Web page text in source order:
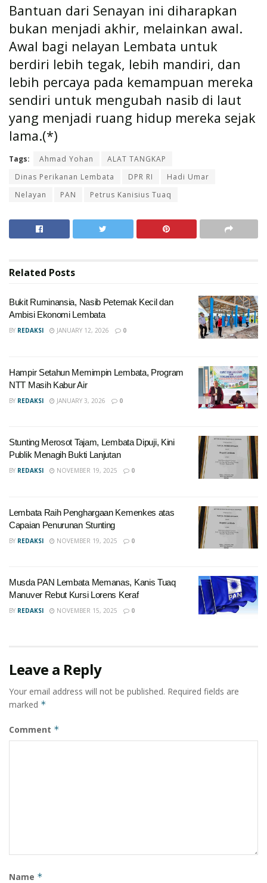
Bantuan dari Senayan ini diharapkan
bukan menjadi akhir, melainkan awal.
Awal bagi nelayan Lembata untuk
berdiri lebih tegak, lebih mandiri, dan
lebih percaya pada kemampuan mereka
sendiri untuk mengubah nasib di laut
yang menjadi ruang hidup mereka sejak
lama.(*)
Tags: Ahmad Yohan
ALAT TANGKAP
Dinas Perikanan Lembata
DPR RI
Hadi Umar
Nelayan
PAN Petrus Kanisius Tuaq
Related Posts
Bukit Ruminansia, Nasib Peternak Kecil dan
Ambisi Ekonomi Lembata
BY REDAKSI JANUARY 12, 2026 0
Hampir Setahun Memimpin Lembata, Program
NTT Masih Kabur Air
BY REDAKSI JANUARY 3, 2026 0
Stunting Merosot Tajam, Lembata Dipuji, Kini
Publik Menagih Bukti Lanjutan
BY REDAKSI NOVEMBER 19, 2025 0
Lembata Raih Penghargaan Kemenkes atas
Capaian Penurunan Stunting
BY REDAKSI NOVEMBER 19, 2025 0
Musda PAN Lembata Memanas, Kanis Tuaq
Manuver Rebut Kursi Lorens Keraf
BY REDAKSI NOVEMBER 15, 2025 0
Leave a Reply
Your email address will not be published. Required fields are
marked *
Comment *
Name *